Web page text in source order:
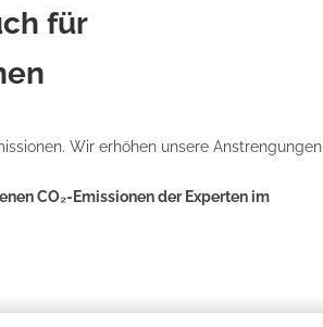
für
Wir erhöhen unsere Anstrengungen
CO₂-Emissionen der Experten im